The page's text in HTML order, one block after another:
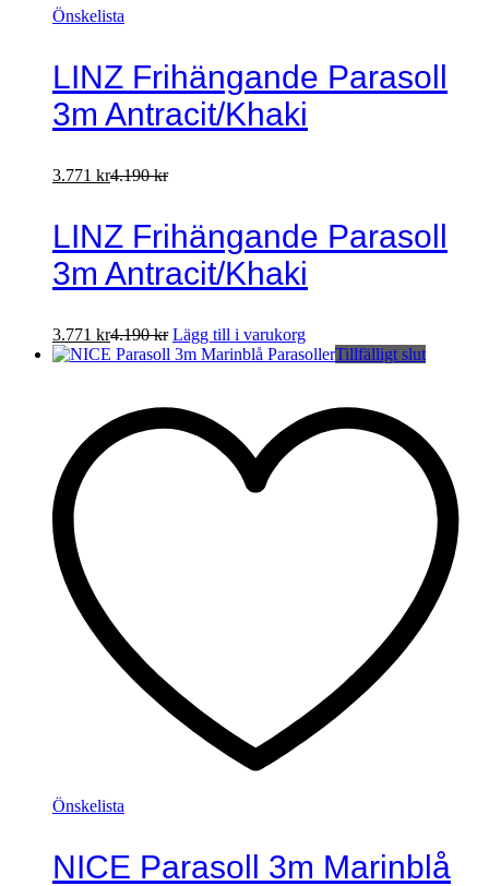
Önskelista
LINZ Frihängande Parasoll
3m Antracit/Khaki
3.771 kr4.190kr
LINZ Frihängande Parasoll
3m Antracit/Khaki
3.771 kr4.190kr Lägg till i varukorg
Tillfälligt slut
Önskelista
NICE Parasoll 3m Marinblå